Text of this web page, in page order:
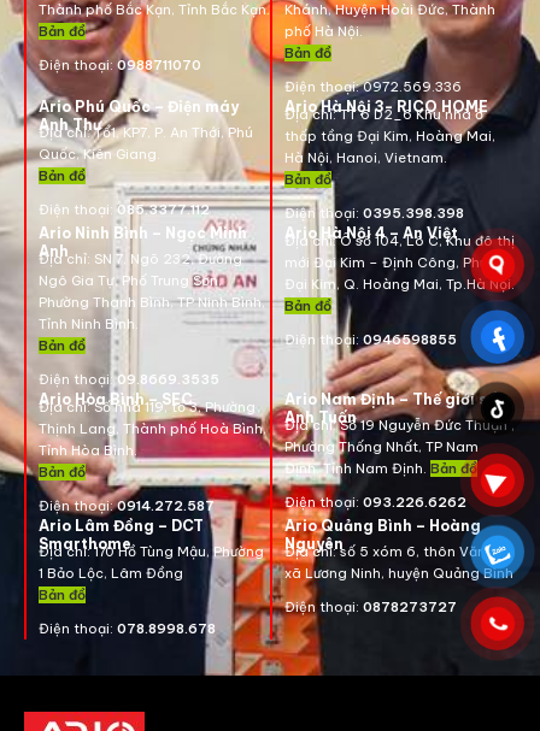
Thành phố Bắc Kạn, Tỉnh Bắc Kạn.
Bản đồ
Điện thoại: 0988711070
Khánh, Huyện Hoài Đức, Thành
phố Hà Nội.
Bản đồ
Điện thoại:0972.569.336
Ario Phú Quốc – Điện máy
Anh Thư
Địa chỉ:Tổ1, KP7, P. An Thới, Phú
Quốc, Kiên Giang.
Bản đồ
Điện thoại: 085.3377.112
Ario Hà Nội 3- RICO HOME
Địa chỉ: TT 6 D2_6 Khu nhà ở
thấp tầng Đại Kim, Hoàng Mai,
Hà Nội, Hanoi, Vietnam
Bản đồ
Điện thoại: 0395.398.398
Ario Ninh Bình – Ngọc Minh
Anh
Địa chỉ: SN 7, Ngõ 232, Đường
Ngô Gia Tự, Phố Trung Sơn,
Phường Thanh Bình, TP Ninh Bình,
Tỉnh Ninh Bình.
Bản đồ
Điện thoại:09.8669.3535
Ario Hà Nội 4 – An Việt
Địa chỉ:Ô số 104, Lô C, Khu đô thị
mới Đại Kim – Định Công, Phường
Đại Kim, Q. Hoàng Mai, Tp.Hà Nội.
Bản đồ
Điện thoại: 0946598855
Ario Hòa Bình – SEC
Địa chỉ:Số nhà 119, tổ 3, Phường
Thịnh Lang, Thành phố Hoà Bình,
Tỉnh Hòa Bình.
Bản đồ
Điện thoại:0914.272.587
Ario Nam Định – Thế giới số
Anh Tuấn
Địa chỉ:Số 19 Nguyễn Đức Thuận ,
Phường Thống Nhất, TP Nam
Định, Tỉnh Nam Định. Bản đồ
Điện thoại: 093.226.6262
Ario Lâm Đồng – DCT
Smarthome
Địa chỉ: 170 Hồ Tùng Mậu, Phường
1 Bảo Lộc, Lâm Đồng
Bản đồ
Điện thoại: 078.8998.678
Ario Quảng Bình – Hoàng
Nguyên
Địa chỉ: số 5 xóm 6, thôn Văn La,
xã Lương Ninh, huyện Quảng Bình
Điện thoại: 0878273727